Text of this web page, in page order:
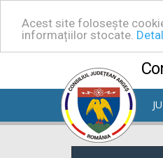
Acest site folosește
informațiilor stocate.